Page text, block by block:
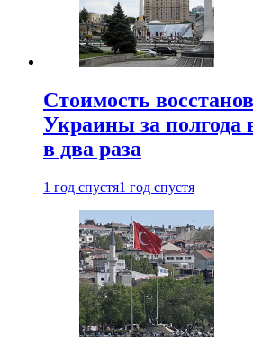
Стоимость
Украины за полгода
в два раза
1 год спустя1 год спустя